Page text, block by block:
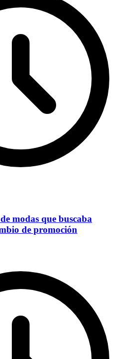
modas que buscaba
de promoción